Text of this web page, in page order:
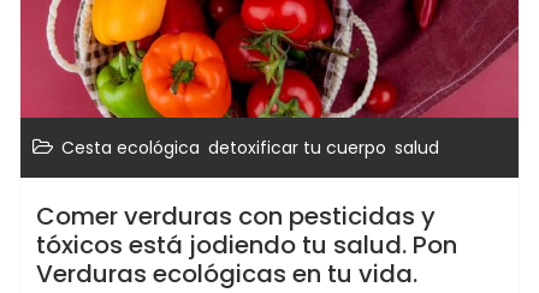
Cesta ecológica detoxificar tu cuerpo salud
Comer verduras con pesticidas y
tóxicos está jodiendo tu salud. Pon
Verduras ecológicas en tu vida.